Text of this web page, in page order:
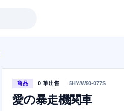
商品 0 筆出售 5HY/W90-077S
愛の暴走機関車